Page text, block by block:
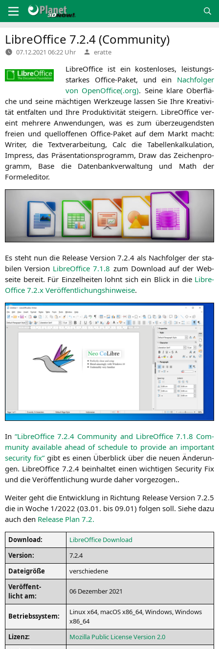
Inhalt
springen
LibreOffice 7.2.4 (Community)
07.12.2021 06:22 Uhr Verfasst
von
eratte
Libre­Of­fice ist ein kos­ten­lo­ses, leis­tungs­
star­kes Office-Paket, und ein Nach­fol­ger
von OpenOffice(.org). Sei­ne kla­re Ober­flä­
che und sei­ne mäch­ti­gen Werk­zeu­ge las­sen Sie Ihre Krea­ti­vi­
tät ent­fal­ten und Ihre Pro­duk­ti­vi­tät stei­gern. Libre­Of­fice ver­
eint meh­re­re Anwen­dun­gen, was es zum über­zeu­gends­ten
frei­en und quell­of­fe­nen Office-Paket auf dem Markt macht:
Wri­ter, die Text­ver­ar­bei­tung, Calc die Tabel­len­kal­ku­la­ti­on,
Impress, das Prä­sen­ta­ti­ons­pro­gramm, Draw das Zei­chen­pro­
gramm, Base die Daten­bank­ver­wal­tung und Math der
Formeleditor.
Es steht nun die Release Ver­si­on 7.2.4 als Nach­fol­ger der sta­
bi­len Ver­si­on Libre­Of­fice 7.1.8 zum Down­load auf der Web­
sei­te bereit. Für Ein­zel­hei­ten lohnt sich ein Blick in die Libre­
Of­fice 7.2.x Ver­öf­fent­li­chungs­hin­wei­se.
In“Libre­Of­fice 7.2.4 Com­mu­ni­ty and Libre­Of­fice 7.1.8 Com­
mu­ni­ty available ahead of sche­du­le to pro­vi­de an important
secu­ri­ty fix” gibt es einen Über­blick über die neu­en Ände­run­
gen. Libre­Of­fice 7.2.4 beinhal­tet einen wich­ti­gen Secu­ri­ty Fix
und die Ver­öf­fent­li­chung wur­de daher vorgezogen..
Wei­ter geht die Ent­wick­lung in Rich­tung Release Ver­si­on 7.2.5
die in Woche 1/2022 (03.01. bis 09.01) fol­gen soll. Sie­he dazu
auch den Release Plan 7.2.
Down­load:
Libre­Of­fice Download
Ver­si­on:
7.2.4
Datei­grö­ße
ver­schie­de­ne
Ver­öf­fent­
licht am:
06 Dezem­ber 2021
Betriebs­sys­tem:
Linux x64, macOS x86_64, Win­dows, Win­dows
x86_64
Lizenz:
Mozil­la Public Licen­se Ver­si­on 2.0